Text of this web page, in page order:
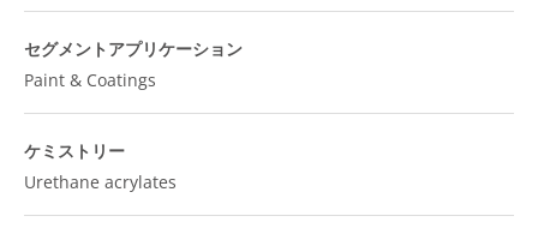
セグメントアプリケーション
Paint & Coatings
ケミストリー
Urethane acrylates